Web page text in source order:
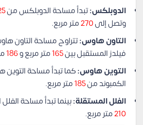
الدوبلكس:تبدأ مساحة الدوبلكس من
وتصل إلى270متر مربع.
التاون هاوس:تتراوح مساحة التاون
فيلدز المستقبل بين165متر مربع و186
التوين هاوس:كما تبدأ مساحة
الكمبوند من185متر مربع.
الفلل المستقلة:بينما تبدأ مساحة
210متر مربع.